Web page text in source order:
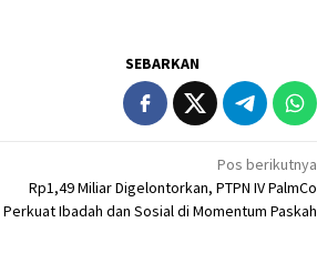
SEBARKAN
Pos berikutnya
Rp1,49 Miliar Digelontorkan, PTPN IV PalmCo
Perkuat Ibadah dan Sosial di Momentum Paskah